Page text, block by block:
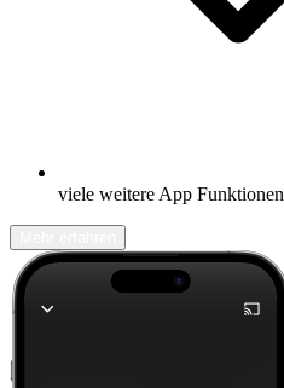
viele weitere App Funktionen